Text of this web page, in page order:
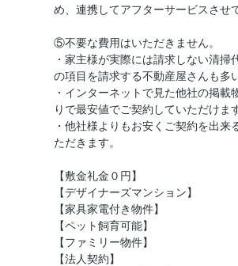
め、連携してアフターサービスさせ
⑤不要な費用はいただきません。
・家主様が実際には請求しない清掃
の項目を請求する不動産屋さんも多
・インターネットで見た他社の掲載
りで最安値でご契約していただけま
・他社様よりもお安くご契約を出来
ただきます。
【敷金礼金０円】
【デザイナーズマンション】
【家具家電付き物件】
【ペット飼育可能】
【ファミリー物件】
【法人契約】